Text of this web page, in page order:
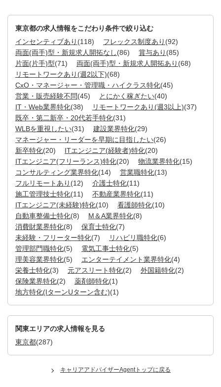
東京都の求人情報をこだわり条件で絞り込む
インセンティブあり (118) フレックス制度あり (92)
両面(両手)型・新規求人開拓なし(86) 賞与あり (85)
片面(片手)型(71) 両面(両手)型・新規求人開拓あり (68)
リモートワークあり(週2以下)(68)
CxO・マネージャー・管理職・ハイクラス特化(45)
営業・販売経験不問(45) とにかく稼ぎたい(40)
IT・Web業界特化(38) リモートワークあり(週3以上)(37)
既卒・第二新卒・20代若手特化(31)
WLBを重視したい(31) 建設業界特化(29)
マネージャー・リーダーを早期に目指したい(26)
新卒特化(20) ITエンジニア(経験者)特化(20)
ITエンジニア(フリーランス)特化(20) 物流業界特化(15)
コンサルティング業界特化(14) 営業職特化(13)
フルリモートあり (12) 介護士特化(11)
施工管理技士特化(11) 不動産業界特化(11)
ITエンジニア(未経験)特化(10) 看護師特化(10)
自動車整備士特化(8) M＆A業界特化(8)
消費財業界特化(8) 保育士特化(7)
未経験・フリーター特化(7) リハビリ職特化(6)
管理部門職特化(5) 電気工事士特化(5)
理美容業界特化(5) エンターテイメント業界特化(4)
栄養士特化(3) 元アスリート特化(2) 外国籍特化(2)
保険業界特化(2) 薬剤師特化(1)
地方特化(IターンUターン含む)(1)
関東エリアの求人情報を見る
東京都(287)
キャリアアドバイザーAgentトップに戻る